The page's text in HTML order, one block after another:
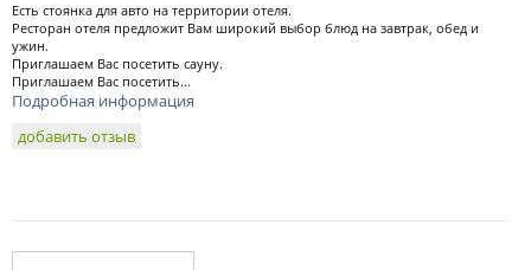
Есть стоянка для авто на территории отеля.
Ресторан отеля предложит Вам широкий выбор блюд на завтрак, обед и
ужин.
Приглашаем Вас посетить сауну.
Приглашаем Вас посетить...
Подробная информация
добавить отзыв